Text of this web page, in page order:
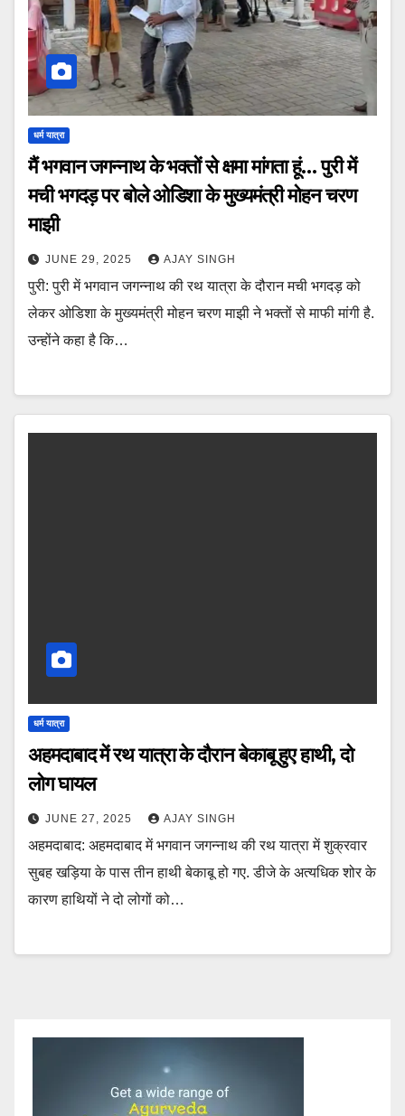
धर्म यात्रा
मैं भगवान जगन्नाथ के भक्तों से क्षमा मांगता हूं… पुरी में
मची भगदड़ पर बोले ओडिशा के मुख्यमंत्री मोहन चरण
माझी
JUNE 29, 2025 AJAY SINGH
पुरी: पुरी में भगवान जगन्‍नाथ की रथ यात्रा के दौरान मची भगदड़ को
लेकर ओडिशा के मुख्यमंत्री मोहन चरण माझी ने भक्तों से माफी मांगी है.
उन्होंने कहा है कि…
धर्म यात्रा
अहमदाबाद में रथ यात्रा के दौरान बेकाबू हुए हाथी, दो
लोग घायल
JUNE 27, 2025 AJAY SINGH
अहमदाबाद: अहमदाबाद में भगवान जगन्नाथ की रथ यात्रा में शुक्रवार
सुबह खड़िया के पास तीन हाथी बेकाबू हो गए. डीजे के अत्यधिक शोर के
कारण हाथियों ने दो लोगों को…